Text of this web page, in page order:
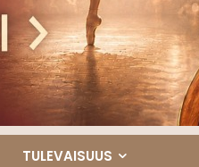
TULEVAISUUS